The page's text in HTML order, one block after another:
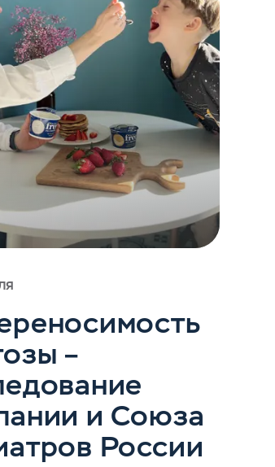
–
и Союза
России